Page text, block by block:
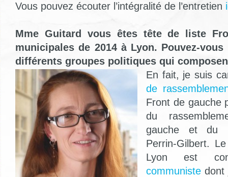
Vous pouvez écouter l’intégralité de l’entretien
Mme Guitard vous êtes tête de liste
municipales de 2014 à Lyon. Pouvez-
différents groupes politiques qui
En fait, je suis
de
Front de gauche
du
gauche et du
Perrin-Gilbert.
Lyon est
communistedont